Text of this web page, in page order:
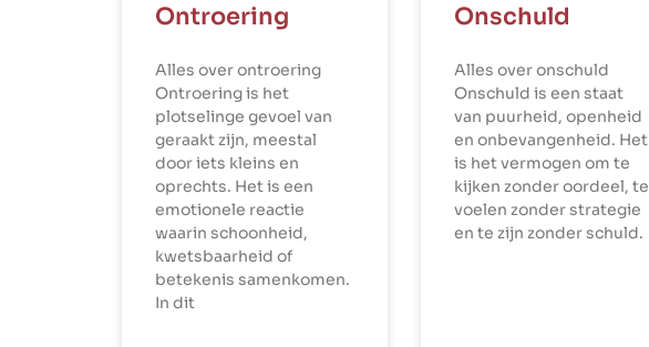
Ontroering
Alles over ontroering
Ontroering is het
plotselinge gevoel van
geraakt zijn, meestal
door iets kleins en
oprechts. Het is een
emotionele reactie
waarin schoonheid,
kwetsbaarheid of
betekenis samenkomen.
In dit
Onschuld
Alles over onschuld
Onschuld is een staat
van puurheid, openheid
en onbevangenheid. Het
is het vermogen om te
kijken zonder oordeel, te
voelen zonder strategie
en te zijn zonder schuld.